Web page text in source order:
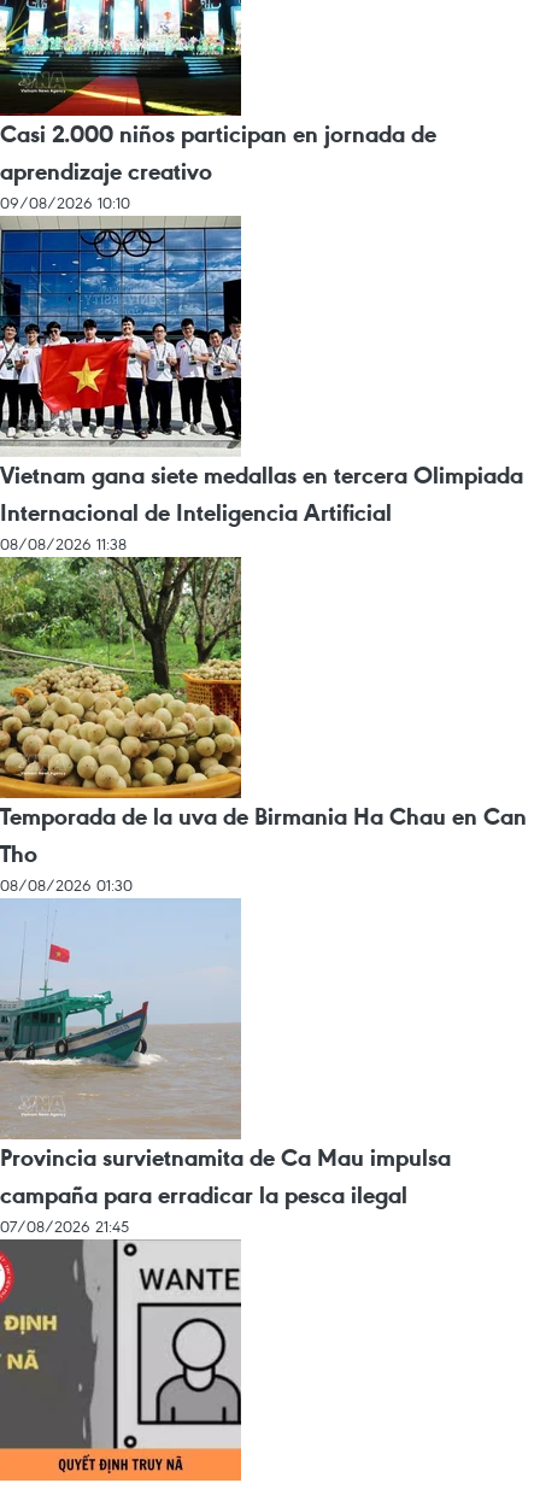
Casi 2.000 niños participan en jornada de
aprendizaje creativo
09/08/2026 10:10
Vietnam gana siete medallas en tercera Olimpiada
Internacional de Inteligencia Artificial
08/08/2026 11:38
Temporada de la uva de Birmania Ha Chau en Can
Tho
08/08/2026 01:30
Provincia survietnamita de Ca Mau impulsa
campaña para erradicar la pesca ilegal
07/08/2026 21:45